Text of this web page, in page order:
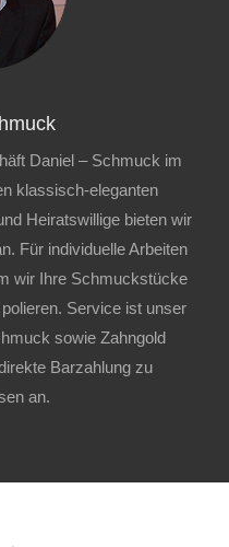
Daniel – Schmuck im
klassisch-eleganten
Heiratswillige bieten wir
Für individuelle Arbeiten
wir Ihre Schmuckstücke
Service ist unser
sowie Zahngold
Barzahlung zu
an.